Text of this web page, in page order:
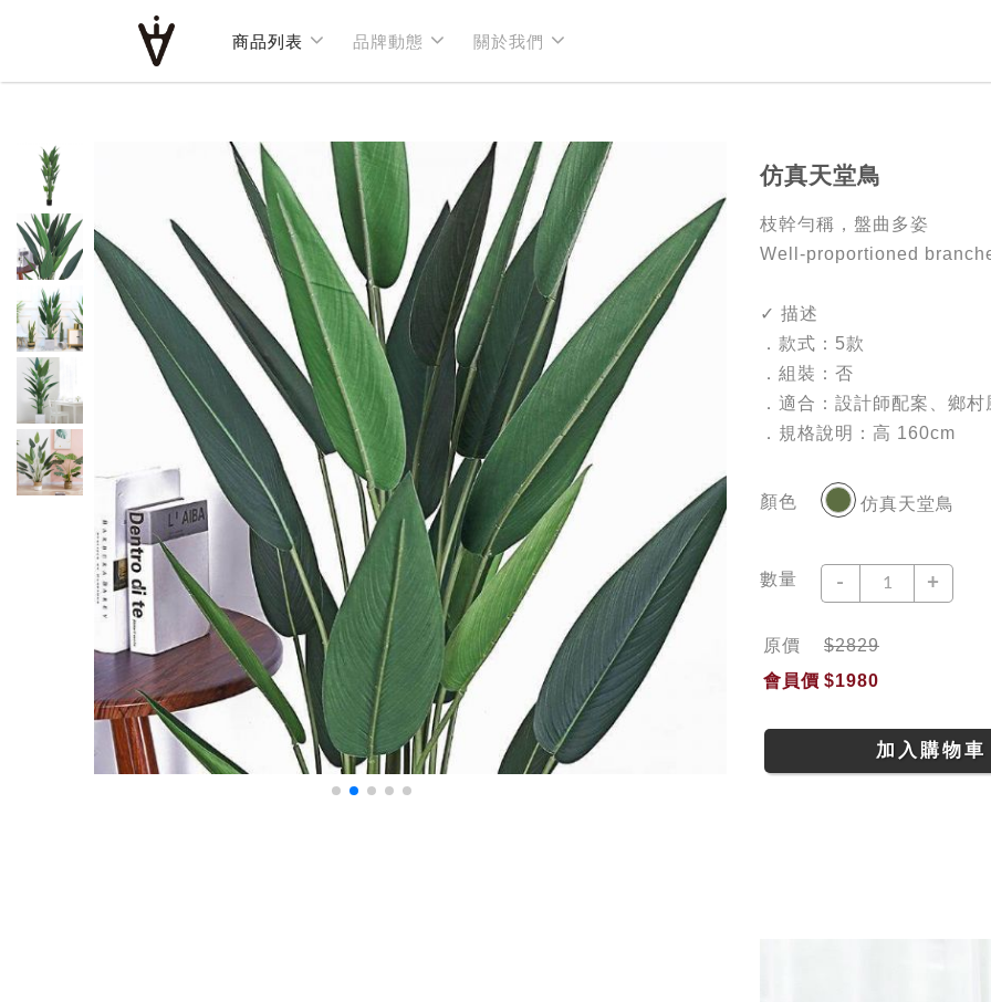
商品列表
商品列表 品牌動態
品牌動態 關於我們
關於我們
仿真天堂鳥
枝幹勻稱，盤曲多姿
Well-proportioned
✓ 描述
．款式：5款
．組裝：否
．適合：設計師配案、鄉
．規格說明：高 160cm
顏色 仿真天堂鳥
數量 - +
原價
$2829
會員價 $1980
加入購物車